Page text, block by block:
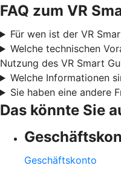
FAQ zum VR
Für wen ist der VR
Welche technischen
Nutzung des VR Smart
Welche Informationen
Sie haben eine andere
Das könnte Sie
Geschäftskonto